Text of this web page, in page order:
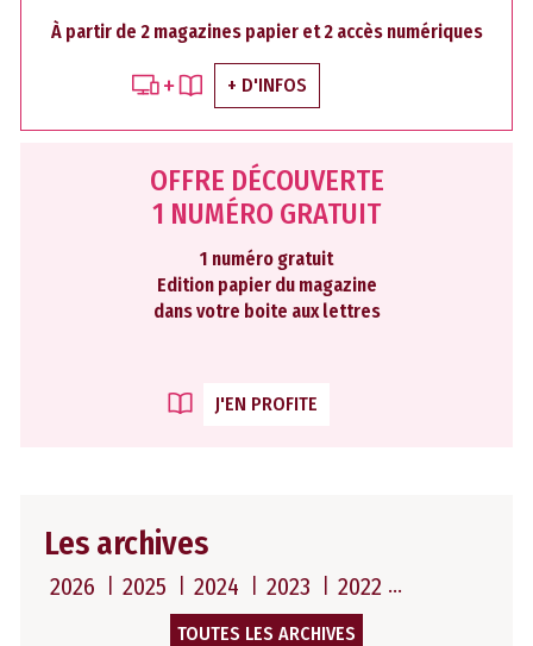
À partir de 2 magazines papier et 2 accès numériques
+ D'INFOS
OFFRE DÉCOUVERTE
1 NUMÉRO GRATUIT
1 numéro gratuit
Edition papier du magazine
dans votre boite aux lettres
J'EN PROFITE
Les archives
2026 2025 2024 2023 2022
TOUTES LES ARCHIVES